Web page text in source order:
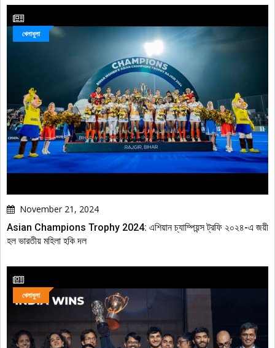
খেলাধুলা
November 21, 2024
Asian Champions Trophy 2024: এশিয়ান চ্যাম্পিয়ন্স ট্রফি ২০২৪-এ জয়ী
হল ভারতীয় মহিলা হকি দল
খেলাধুলা